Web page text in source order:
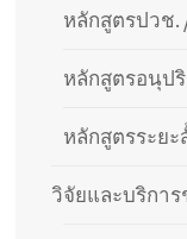
หลักสูตรปวช.
หลักสูตรอนุป
หลักสูตรระยะ
วิจัยและบริกา